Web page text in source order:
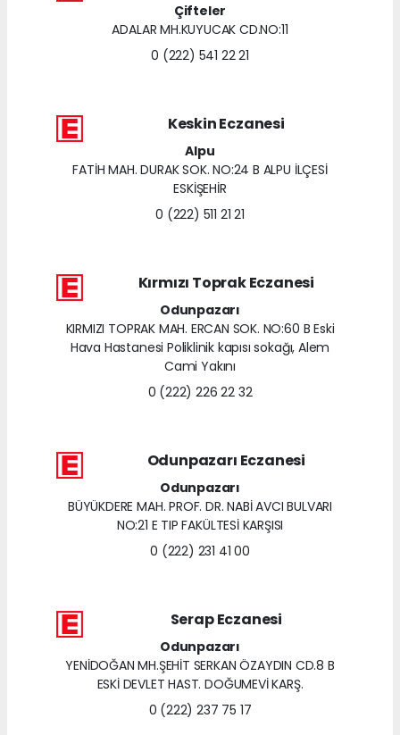
Çifteler
ADALAR MH.KUYUCAK CD.NO:11
0 (222) 541 22 21
Keskin Eczanesi
Alpu
FATİH MAH. DURAK SOK. NO:24 B ALPU İLÇESİ
ESKİŞEHİR
0 (222) 511 21 21
Kırmızı Toprak Eczanesi
Odunpazarı
KIRMIZI TOPRAK MAH. ERCAN SOK. NO:60 B Eski
Hava Hastanesi Poliklinik kapısı sokağı, Alem
Cami Yakını
0 (222) 226 22 32
Odunpazarı Eczanesi
Odunpazarı
BÜYÜKDERE MAH. PROF. DR. NABİ AVCI BULVARI
NO:21 E TIP FAKÜLTESİ KARŞISI
0 (222) 231 41 00
Serap Eczanesi
Odunpazarı
YENİDOĞAN MH.ŞEHİT SERKAN ÖZAYDIN CD.8 B
ESKİ DEVLET HAST. DOĞUMEVİ KARŞ.
0 (222) 237 75 17